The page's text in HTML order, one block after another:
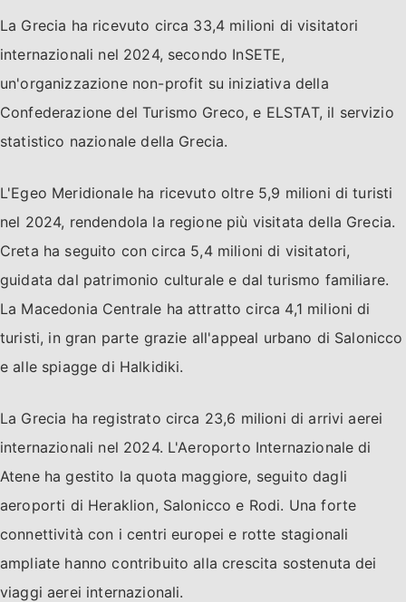
La Grecia ha ricevuto circa 33,4 milioni di visitatori
internazionali nel 2024, secondo InSETE,
un'organizzazione non-profit su iniziativa della
Confederazione del Turismo Greco, e ELSTAT, il servizio
statistico nazionale della Grecia.
L'Egeo Meridionale ha ricevuto oltre 5,9 milioni di turisti
nel 2024, rendendola la regione più visitata della Grecia.
Creta ha seguito con circa 5,4 milioni di visitatori,
guidata dal patrimonio culturale e dal turismo familiare.
La Macedonia Centrale ha attratto circa 4,1 milioni di
turisti, in gran parte grazie all'appeal urbano di Salonicco
e alle spiagge di Halkidiki.
La Grecia ha registrato circa 23,6 milioni di arrivi aerei
internazionali nel 2024. L'Aeroporto Internazionale di
Atene ha gestito la quota maggiore, seguito dagli
aeroporti di Heraklion, Salonicco e Rodi. Una forte
connettività con i centri europei e rotte stagionali
ampliate hanno contribuito alla crescita sostenuta dei
viaggi aerei internazionali.